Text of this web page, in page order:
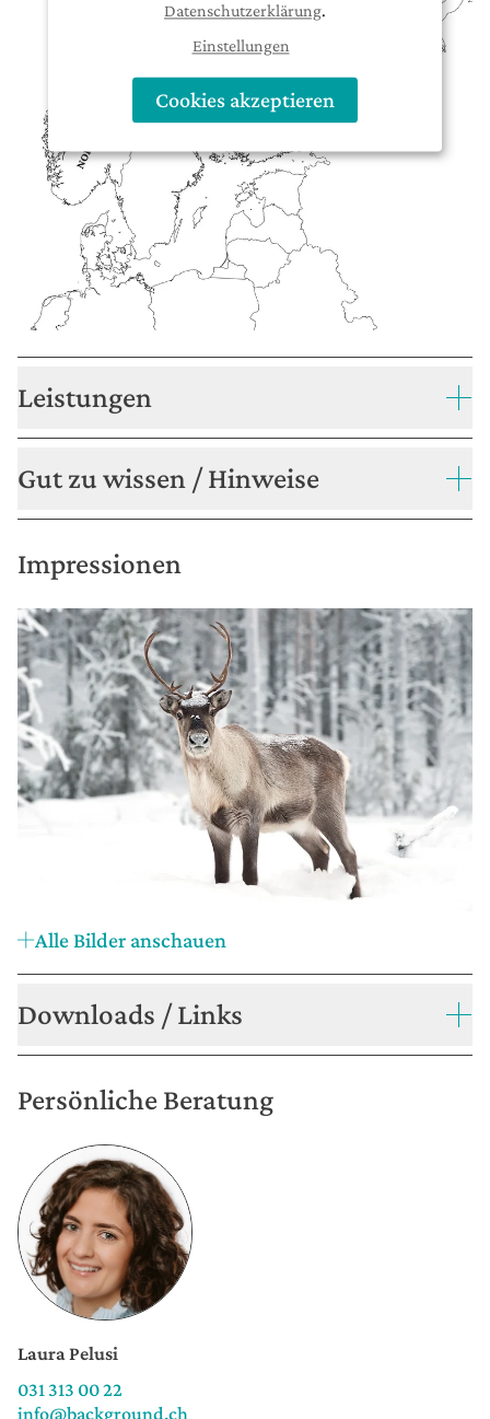
Leistungen
Gut zu wissen / Hinweise
Downloads / Links
Persönliche Beratung
Laura Pelusi
031 313 00 22
info@background.ch
Impressionen
Alle Bilder anschauen
Datenschutzerklärung.
Einstellungen
Cookies akzeptieren